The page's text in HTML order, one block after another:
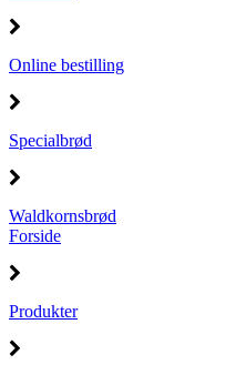
Online bestilling
Specialbrød
Waldkornsbrød
Forside
Produkter